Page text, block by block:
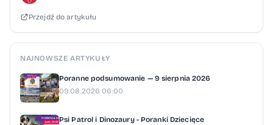
Przejdź do artykułu
NAJNOWSZE ARTYKUŁY
Poranne podsumowanie — 9 sierpnia 2026
09.08.2026 06:00
Psi Patrol i Dinozaury - Poranki Dziecięce